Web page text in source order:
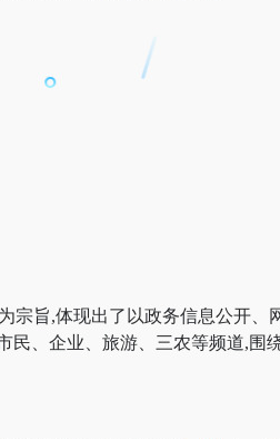
宗旨,体现出了以政务信息公开
、企业、旅游、三农等频道,